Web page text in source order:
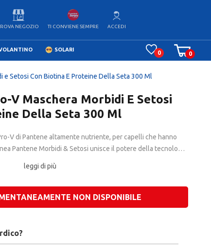
NEGOZIO TI CONVIENE SEMPRE ACCEDI
SOLARI
0
0
Setosi Con Biotina E Proteine Della Seta 300 Ml
V Maschera Morbidi E Setosi
Della Seta 300 Ml
V di Pantene altamente nutriente, per capelli che hanno
Pantene Morbidi & Setosi unisce il potere della tecnologia
per capelli danneggiati, sfibrati, trattati o con
leggi di più
NON DISPONIBILE